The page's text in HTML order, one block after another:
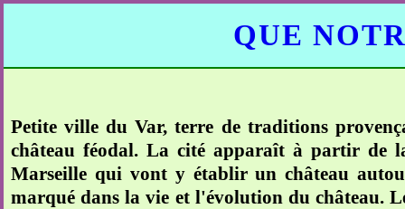
QUE
Petite ville du Var, terre de traditions
château féodal. La cité apparaît à partir de
Marseille qui vont y établir un château
marqué dans la vie et l'évolution du château.